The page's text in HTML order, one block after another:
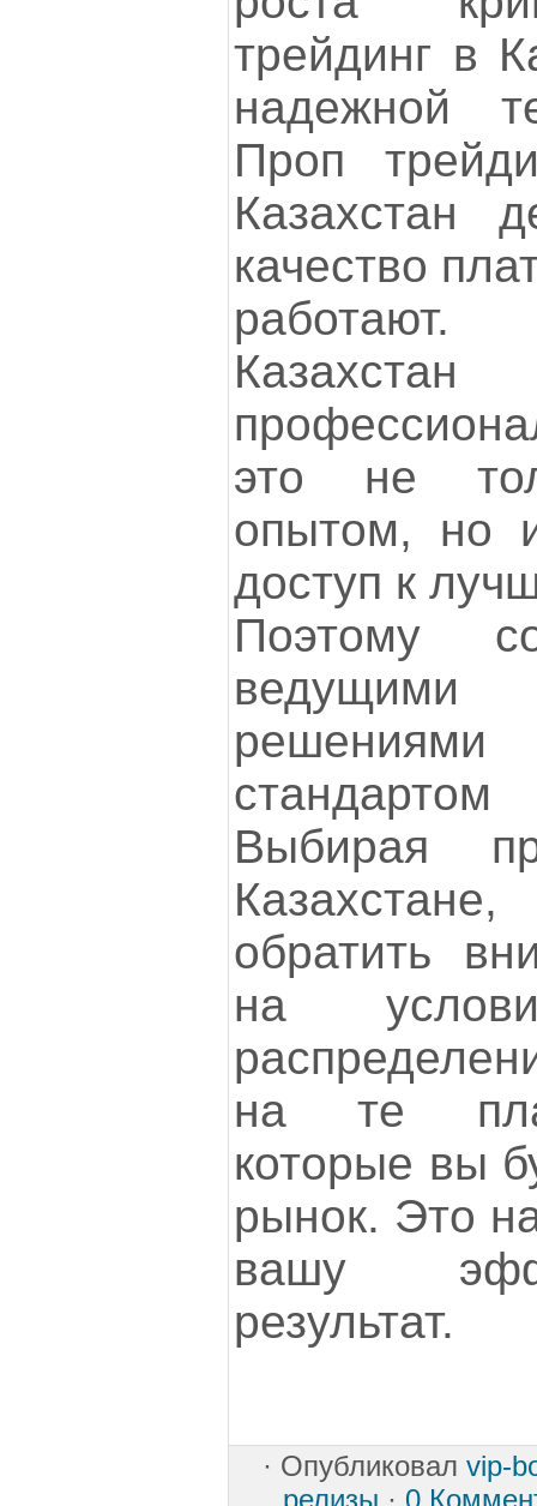
трейдинг в
надежной
Проп
Казахстан
качество
работают.
это не
опытом, но
доступ к
Поэтому
ведущими
Выбирая
обратить
на
на те
которые вы
рынок. Это
вашу
результат.
· Опубликовал vip-
релизы · 0